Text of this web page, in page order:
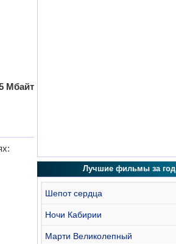
Мбайт
Лучшие фильмы за год
Шепот сердца
Ночи Кабирии
Марти Великолепный